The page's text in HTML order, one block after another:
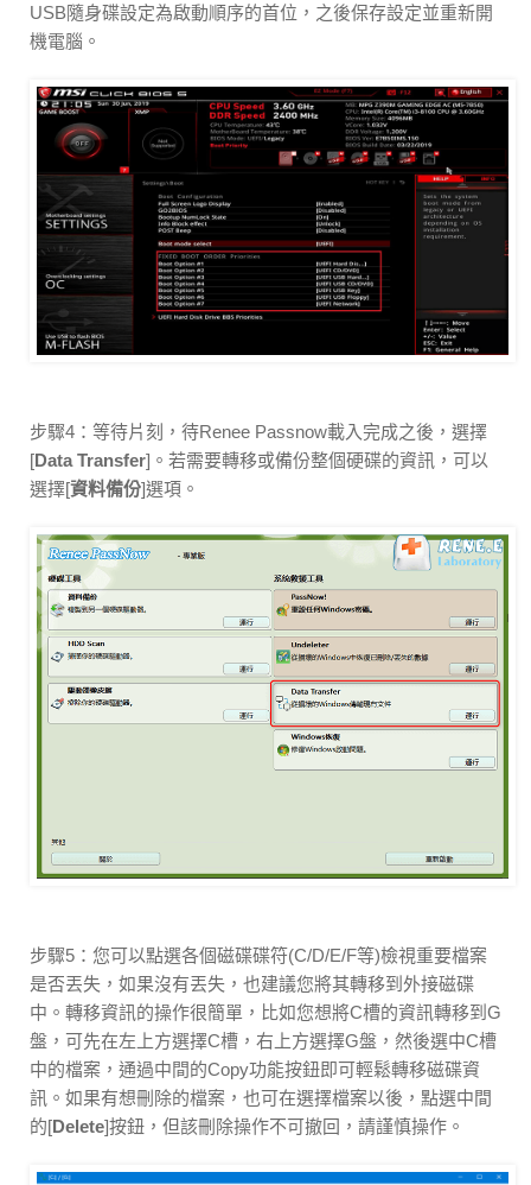
USB隨身碟設定為啟動順序的首位，之後保存設定並重新開
機電腦。
步驟4：等待片刻，待Renee Passnow載入完成之後，選擇
[Data Transfer]。若需要轉移或備份整個硬碟的資訊，可以
選擇[資料備份]選項。
步驟5：您可以點選各個磁碟碟符(C/D/E/F等)檢視重要檔案
是否丟失，如果沒有丟失，也建議您將其轉移到外接磁碟
中。轉移資訊的操作很簡單，比如您想將C槽的資訊轉移到G
盤，可先在左上方選擇C槽，右上方選擇G盤，然後選中C槽
中的檔案，通過中間的Copy功能按鈕即可輕鬆轉移磁碟資
訊。如果有想刪除的檔案，也可在選擇檔案以後，點選中間
的[Delete]按鈕，但該刪除操作不可撤回，請謹慎操作。